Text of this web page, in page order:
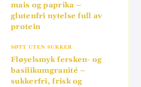
mais og paprika –
glutenfri nytelse full av
protein
SØTT UTEN SUKKER
Fløyelsmyk fersken- og
basilikumgranité –
sukkerfri, frisk og